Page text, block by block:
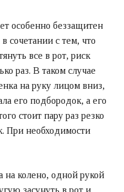
особенно беззащитен
сочетании с тем, что
все в рот, риск
раз. В таком случае
на руку лицом вниз,
его подбородок, а его
стоит пару раз резко
При необходимости
колено, одной рукой
засунуть в рот и